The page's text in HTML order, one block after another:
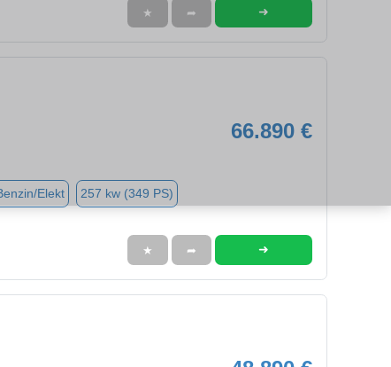
★ ➦ ➜
66.890 €
Elekt 257 kw (349 PS)
★ ➦ ➜